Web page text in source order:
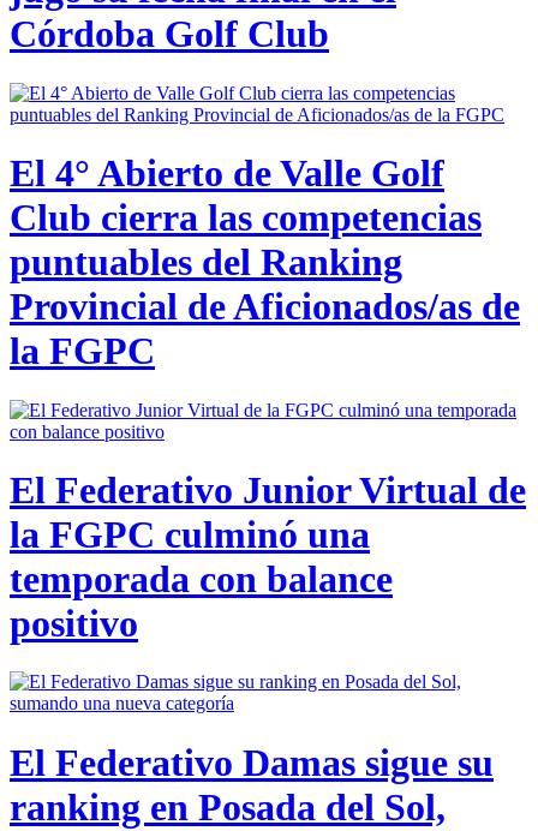
Córdoba Golf Club
El 4° Abierto de Valle Golf
Club cierra las competencias
puntuables del Ranking
Provincial de Aficionados/as de
la FGPC
El Federativo Junior Virtual de
la FGPC culminó una
temporada con balance
positivo
El Federativo Damas sigue su
ranking en Posada del Sol,